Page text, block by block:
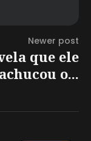
Newer post
que ele
o...